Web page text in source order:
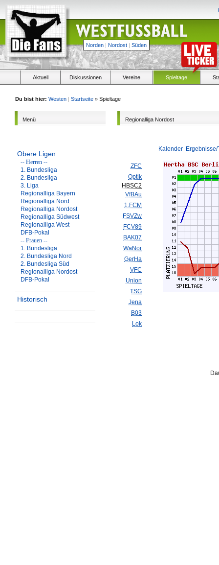
Norden | Nordost | Süden
Aktuell Diskussionen Vereine Spieltage
Du bist hier: Westen | Startseite » Spieltage
Menü
Obere Ligen
-- Herren --
1. Bundesliga
2. Bundesliga
3. Liga
Regionalliga Bayern
Regionalliga Nord
Regionalliga Nordost
Regionalliga Südwest
Regionalliga West
DFB-Pokal
-- Frauen --
1. Bundesliga
2. Bundesliga Nord
2. Bundesliga Süd
Regionalliga Nordost
DFB-Pokal
Historisch
Regionalliga Nordost
Kalender
ZFC
Optik
HBSC2
VfBAu
1.FCM
FSVZw
FCV89
BAK07
WaNor
GerHa
VFC
Union
TSG
Jena
B03
Lok